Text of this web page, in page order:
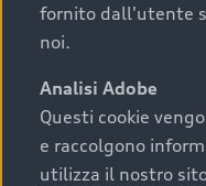
fornito dall'utente
noi.
Analisi Adobe
Questi cookie
e raccolgono
utilizza il nostro